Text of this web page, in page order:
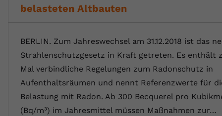
belasteten Altbauten
BERLIN. Zum Jahreswechsel am 31.12.2018 ist das
Strahlenschutzgesetz in Kraft getreten. Es enthält
Mal verbindliche Regelungen zum Radonschutz in
Aufenthaltsräumen und nennt Referenzwerte für
Belastung mit Radon. Ab 300 Becquerel pro
(Bq/m³) im Jahresmittel müssen Maßnahmen zur…